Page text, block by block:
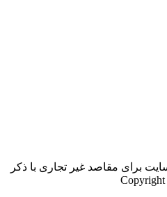
برای مقاصد غیر تجاری با ذکر